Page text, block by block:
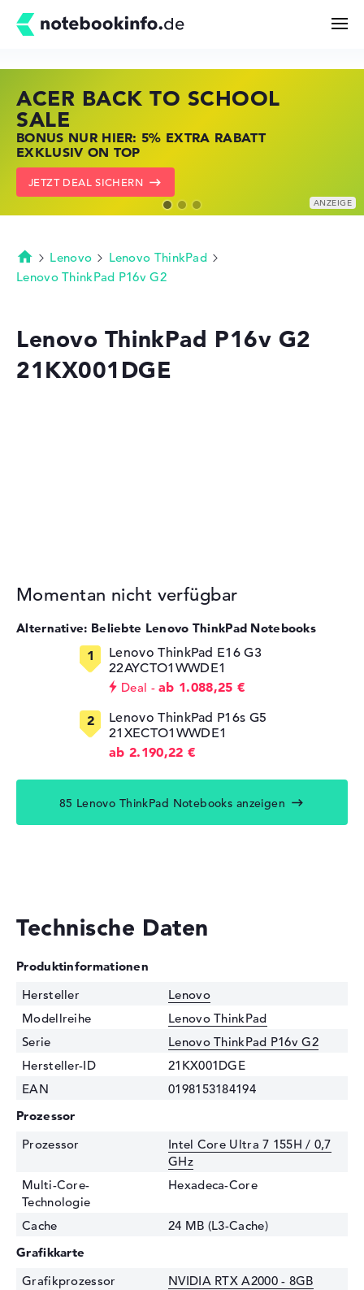
Kaufberatung
Technik & Wissen
Merkzettel
ACER BACK TO SCHOOL
SALE
BONUS NUR HIER: 5% EXTRA RABATT
EXKLUSIV ON TOP
JETZT DEAL SICHERN
HP STORE SSV DEALS
JETZT ZUGREIFEN: NOTEBOOKS BEI HP
KRÄFTIG REDUZIERT
ZU DEN HP ANGEBOTEN
LENOVO LAPTOP DEALS
NOTEBOOKS BEI LENOVO JETZT
KRÄFTIG REDUZIERT
LENOVO DEALS ZEIGEN
Startseite
Lenovo
Lenovo ThinkPad
Lenovo ThinkPad P16v G2
Lenovo ThinkPad P16v G2
21KX001DGE
Momentan nicht verfügbar
Alternative: Beliebte Lenovo ThinkPad Notebooks
Lenovo ThinkPad E16 G3
22AYCTO1WWDE1
Deal
ab 1.088,25 €
Lenovo ThinkPad P16s G5
21XECTO1WWDE1
ab 2.190,22 €
85 Lenovo ThinkPad Notebooks anzeigen
Technische Daten
Produktinformationen
Hersteller
Lenovo
Modellreihe
Lenovo ThinkPad
Serie
Lenovo ThinkPad P16v G2
Hersteller-ID
21KX001DGE
EAN
0198153184194
Prozessor
Prozessor
Intel Core Ultra 7 155H / 0,7
GHz
Multi-Core-
Technologie
Hexadeca-Core
Cache
24 MB (L3-Cache)
Grafikkarte
Grafikprozessor
NVIDIA RTX A2000 - 8GB